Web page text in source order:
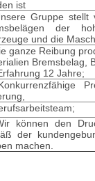
ist
Gruppe stellt
der
und die
ganze Reibung
Bremsbelag,
12 Jahre;
können den
der
machen.